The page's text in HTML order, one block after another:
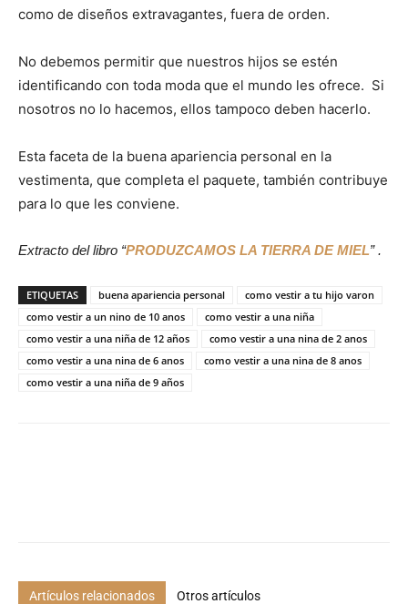
como de diseños extravagantes, fuera de orden.
No debemos permitir que nuestros hijos se estén
identificando con toda moda que el mundo les ofrece. Si
nosotros no lo hacemos, ellos tampoco deben hacerlo.
Esta faceta de la buena apariencia personal en la
vestimenta, que completa el paquete, también contribuye
para lo que les conviene.
Extracto del libro “PRODUZCAMOS LA TIERRA DE MIEL” .
ETIQUETAS buena apariencia personal
como vestir a tu hijo varon
como vestir a un nino de 10 anos
como vestir a una niña
como vestir a una niña de 12 años
como vestir a una nina de 2 anos
como vestir a una nina de 6 anos
como vestir a una nina de 8 anos
como vestir a una niña de 9 años
Artículos relacionados Otros artículos